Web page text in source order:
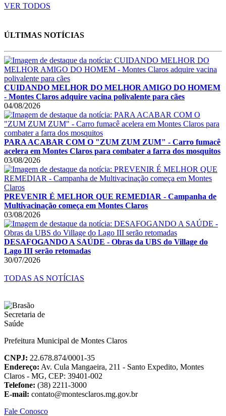
VER TODOS
ÚLTIMAS NOTÍCIAS
CUIDANDO MELHOR DO MELHOR AMIGO DO HOMEM
- Montes Claros adquire vacina polivalente para cães
04/08/2026
PARA ACABAR COM O "ZUM ZUM ZUM" - Carro fumacê
acelera em Montes Claros para combater a farra dos mosquitos
03/08/2026
PREVENIR É MELHOR QUE REMEDIAR - Campanha de
Multivacinação começa em Montes Claros
03/08/2026
DESAFOGANDO A SAÚDE - Obras da UBS do Village do
Lago III serão retomadas
30/07/2026
TODAS AS NOTÍCIAS
Prefeitura Municipal de Montes Claros
CNPJ: 22.678.874/0001-35
Endereço: Av. Cula Mangaeira, 211 - Santo Expedito, Montes
Claros - MG, CEP: 39401-002
Telefone: (38) 2211-3000
E-mail: contato@montesclaros.mg.gov.br
Fale Conosco